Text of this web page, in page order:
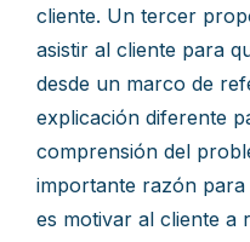
cliente. Un tercer
asistir al cliente para
desde un marco de
explicación diferente
comprensión del
importante razón
es motivar al cliente a